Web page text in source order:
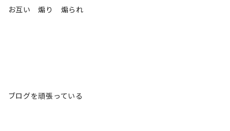
お互い 煽り 煽られ
ブログを頑張っている